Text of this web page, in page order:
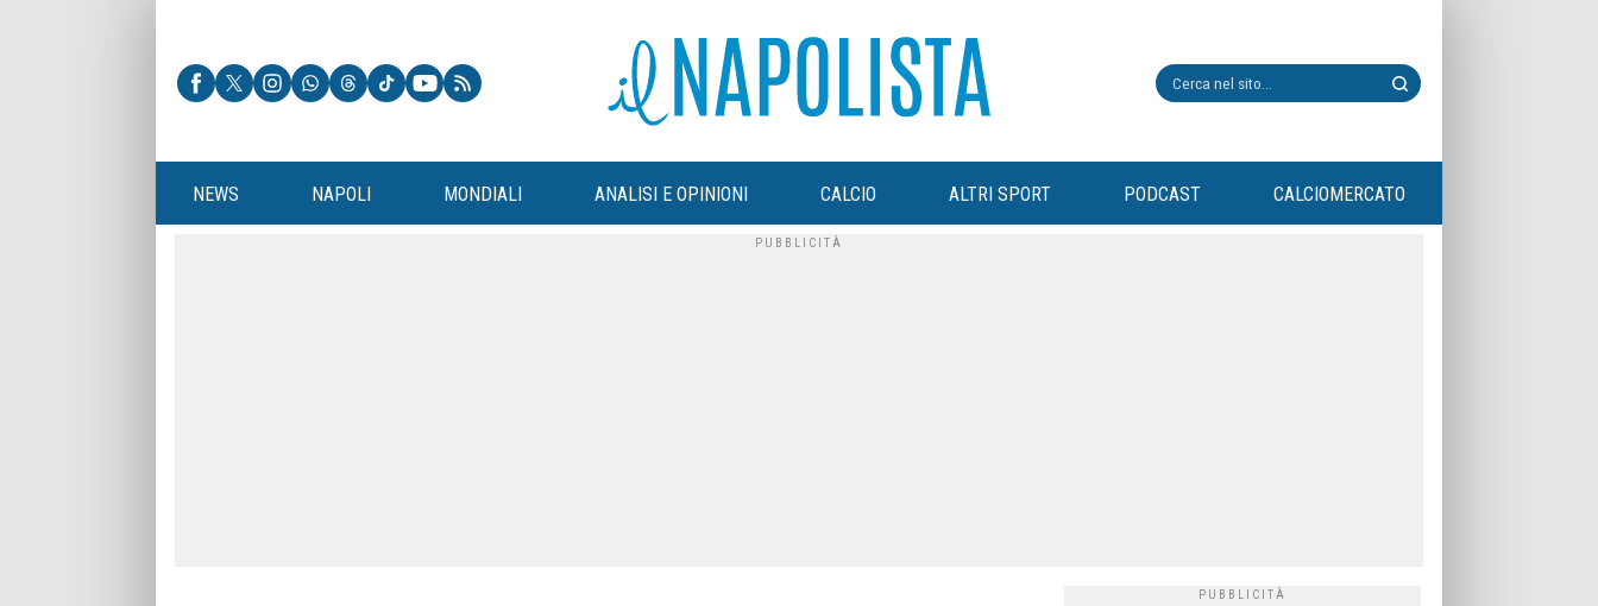
NEWS NAPOLI MONDIALI ANALISI E OPINIONI CALCIO ALTRI SPORT PODCAST CALCIOMERCATO